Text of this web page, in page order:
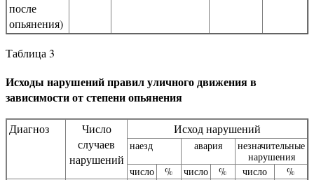
после
опьянения)
Таблица 3
Исходы нарушений правил уличного движения в
зависимости от степени опьянения
Диагноз
Число
случаев
нарушений
Исход нарушений
наезд авария
незначительные
нарушения
число
% число % число %